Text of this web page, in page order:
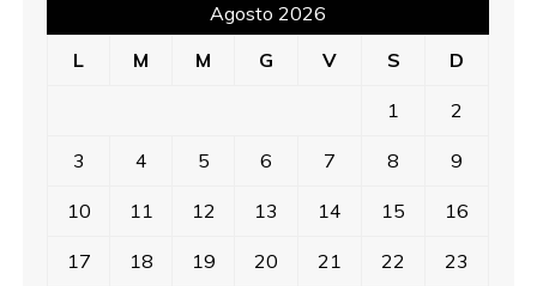
Agosto 2026
L
M M G V S D
1 2
3 4 5 6 7 8 9
10 11 12 13 14 15 16
17 18 19 20 21 22 23